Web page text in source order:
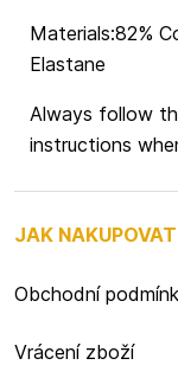
Materials:82%
Elastane
Always follow
instructions
JAK NAKUPOVAT
Obchodní
Vrácení zboží